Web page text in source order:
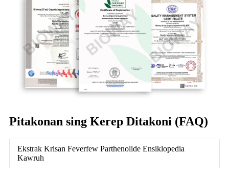
Pitakonan sing Kerep Ditakoni (FAQ)
Ekstrak Krisan Feverfew Parthenolide Ensiklopedia
Kawruh